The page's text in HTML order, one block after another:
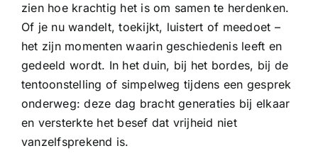
zien hoe krachtig het is om samen te herdenken.
Of je nu wandelt, toekijkt, luistert of meedoet –
het zijn momenten waarin geschiedenis leeft en
gedeeld wordt. In het duin, bij het bordes, bij de
tentoonstelling of simpelweg tijdens een gesprek
onderweg: deze dag bracht generaties bij elkaar
en versterkte het besef dat vrijheid niet
vanzelfsprekend is.